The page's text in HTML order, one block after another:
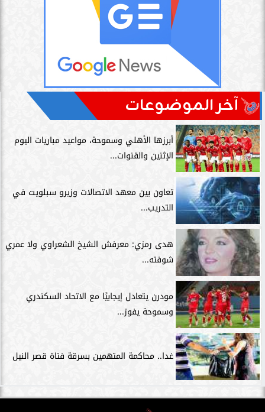
آخر الموضوعات
أبرزها الأهلي وسموحة، مواعيد مباريات اليوم
الإثنين والقنوات...
تعاون بين معهد الاتصالات وزيرو سبلويت في
التدريب...
هدى رمزي: معرفش الشيخ الشعراوي ولا عمري
شوفته...
مودرن يتعادل إيجابيًا مع الاتحاد السكندري
وسموحة يفوز...
غدا.. محاكمة المتهمين بسرقة فتاة قصر النيل